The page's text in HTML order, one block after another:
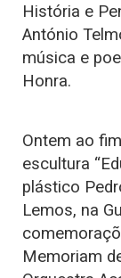
História e
António
música e
Honra.
Ontem ao
escultura
plástico
Lemos, na
Memoriam